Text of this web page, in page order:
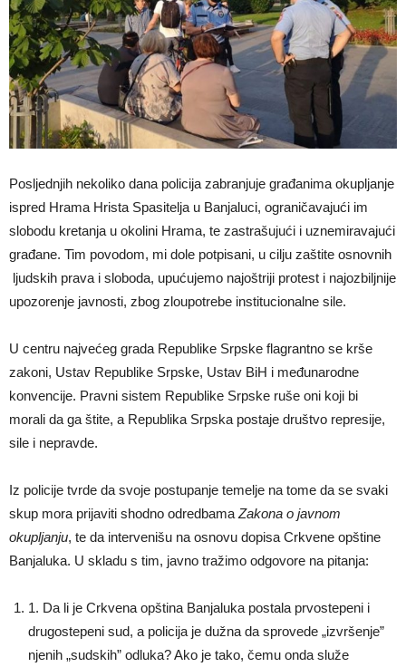
Posljednjih nekoliko dana policija zabranjuje građanima okupljanje
ispred Hrama Hrista Spasitelja u Banjaluci, ograničavajući im
slobodu kretanja u okolini Hrama, te zastrašujući i uznemiravajući
građane. Tim povodom, mi dole potpisani, u cilju zaštite osnovnih
ljudskih prava i sloboda, upućujemo najoštriji protest i najozbiljnije
upozorenje javnosti, zbog zloupotrebe institucionalne sile.
U centru najvećeg grada Republike Srpske flagrantno se krše
zakoni, Ustav Republike Srpske, Ustav BiH i međunarodne
konvencije. Pravni sistem Republike Srpske ruše oni koji bi
morali da ga štite, a Republika Srpska postaje društvo represije,
sile i nepravde.
Iz policije tvrde da svoje postupanje temelje na tome da se svaki
skup mora prijaviti shodno odredbama Zakona o javnom
okupljanju, te da intervenišu na osnovu dopisa Crkvene opštine
Banjaluka. U skladu s tim, javno tražimo odgovore na pitanja:
1. Da li je Crkvena opština Banjaluka postala prvostepeni i
drugostepeni sud, a policija je dužna da sprovede „izvršenje”
njenih „sudskih” odluka? Ako je tako, čemu onda služe